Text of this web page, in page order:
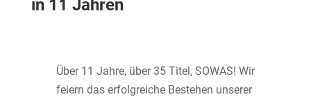
in 11 Jahren
Über 11 Jahre, über 35 Titel, SOWAS! Wir
feiern das erfolgreiche Bestehen unserer